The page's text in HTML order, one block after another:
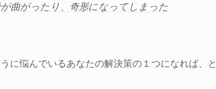
が曲がったり、奇形になってしまった
に悩んでいるあなたの解決策の１つになれば、と